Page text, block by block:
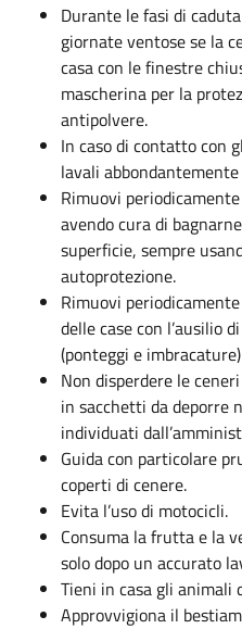
Durante le fasi di
giornate ventose se la
casa con le finestre
mascherina per la
antipolvere.
In caso di contatto con
lavali abbondantemente
Rimuovi
avendo cura di
superficie, sempre
autoprotezione.
Rimuovi
delle case con l’ausilio
(ponteggi e
Non disperdere le
in sacchetti da deporre
individuati
Guida con particolare
coperti di cenere.
Evita l’uso di motocicli.
Consuma la frutta e la
solo dopo un accurato
Tieni in casa gli animali
Approvvigiona il